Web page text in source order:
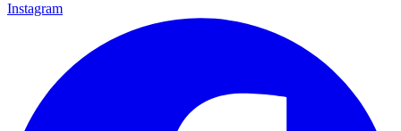
Instagram